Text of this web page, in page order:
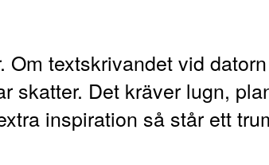
textskrivandet vid
skatter. Det kräver lugn,
inspiration så står ett